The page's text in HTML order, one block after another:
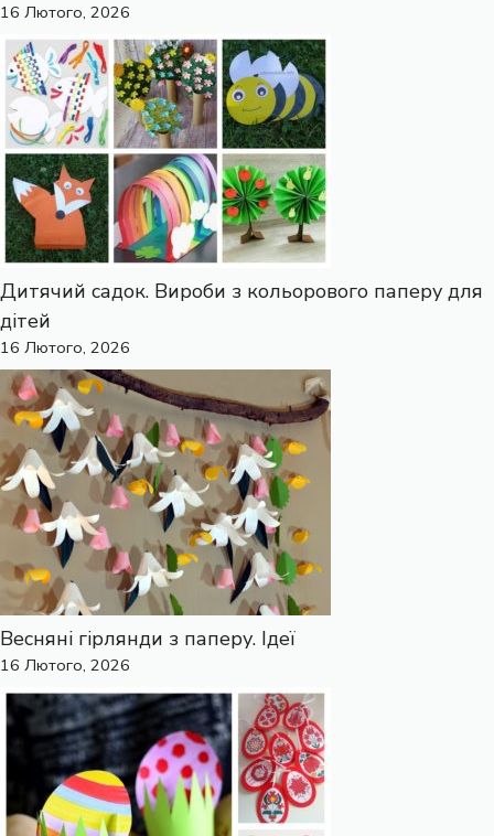
16 Лютого, 2026
Дитячий садок. Вироби з кольорового паперу для
дітей
16 Лютого, 2026
Весняні гірлянди з паперу. Ідеї
16 Лютого, 2026